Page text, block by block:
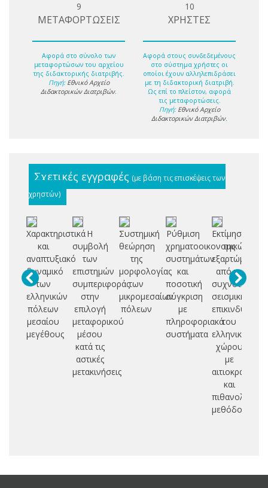
9
ΜΕΤΑΦΟΡΤΩΣΕΙΣ
Αφορά στο σύνολο των
μεταφορτώσων του αρχείου
της διδακτορικής διατριβής.
Πηγή: Εθνικό Αρχείο
Διδακτορικών Διατριβών.
10
ΧΡΗΣΤΕΣ
Αφορά στους συνδεδεμένους
στο σύστημα χρήστες οι
οποίοι έχουν αλληλεπιδράσει
με τη διδακτορική διατριβή.
Ως επί το πλείστον, αφορά
τις μεταφορτώσεις.
Πηγή: Εθνικό Αρχείο
Διδακτορικών Διατριβών.
Σχετικές εγγραφές (με βάση τις επισκέψεις των
χρηστών)
Χαρακτηριστικά
και
αναπτυξιακό
δυναμικό
των
ελληνικών
πόλεων
μεσαίου
μεγέθους
Η
συμβολή
των
επιστημών
συμπεριφοράς
στην
επιλογή
μεταφορικού
μέσου
κατά τις
αστικές
μετακινήσεις
Συστημική
θεώρηση
της
μορφολογίας
των
μικρομεσαίων
πόλεων
Ρύθμιση
χρηματοοικονομικών
συστημάτων
και
ποσοτική
σύγκριση
με
πληροφοριακά
συστήματα
Εκτίμηση
της
εξαρτώμενης
από τη
συχνότητα
σεισμικής
του
ελληνικού
χώρου
με
αιτιοκρατικές
και
μεθόδους